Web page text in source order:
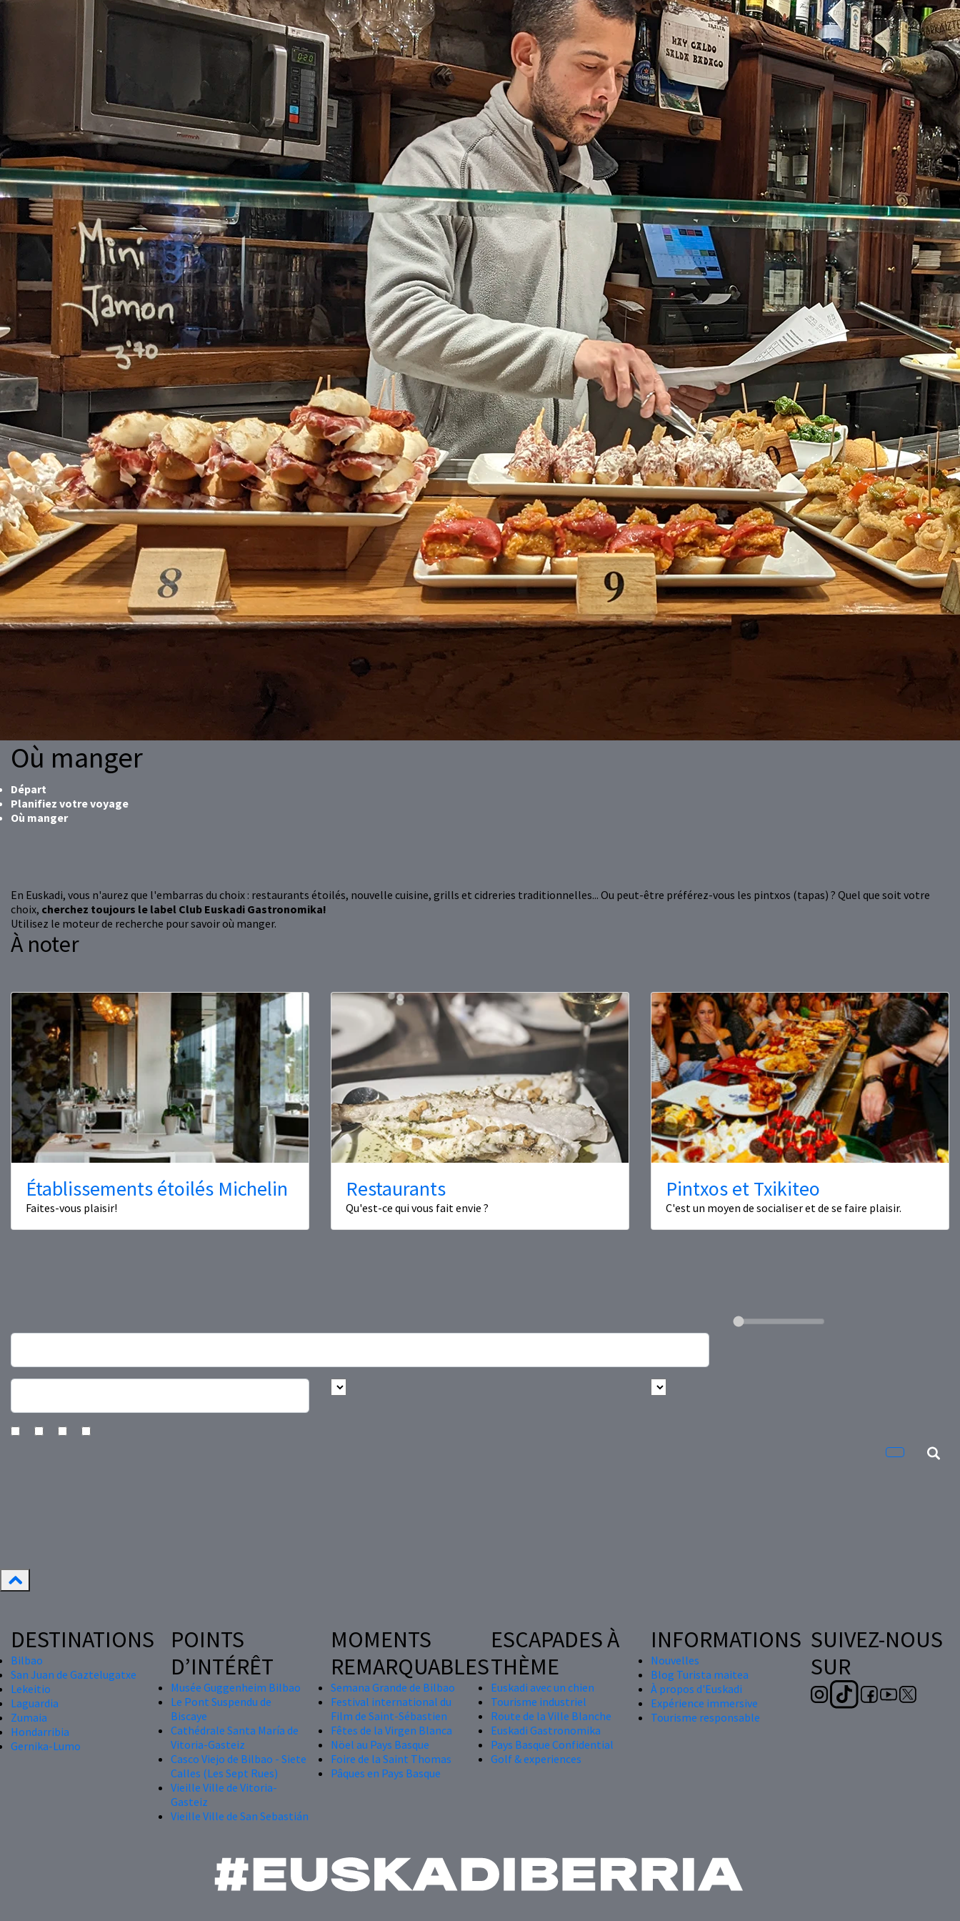
Où manger
Départ
Planifiez votre voyage
Où manger
En Euskadi, vous n'aurez que l'embarras du choix : restaurants étoilés, nouvelle cuisine, grills et cidreries traditionnelles... Ou peut-être préférez-vous les pintxos (tapas) ? Quel que soit votre
choix, cherchez toujours le label Club Euskadi Gastronomika!
Utilisez le moteur de recherche pour savoir où manger.
À noter
Établissements étoilés Michelin
Faites-vous plaisir!
Restaurants
Qu'est-ce qui vous fait envie ?
Pintxos et Txikiteo
C'est un moyen de socialiser et de se faire plaisir.
DESTINATIONS
Bilbao
San Juan de Gaztelugatxe
Lekeitio
Laguardia
Zumaia
Hondarribia
Gernika-Lumo
POINTS
D’INTÉRÊT
Musée Guggenheim Bilbao
Le Pont Suspendu de
Biscaye
Cathédrale Santa María de
Vitoria-Gasteiz
Casco Viejo de Bilbao - Siete
Calles (Les Sept Rues)
Vieille Ville de Vitoria-
Gasteiz
Vieille Ville de San Sebastián
MOMENTS
REMARQUABLES
Semana Grande de Bilbao
Festival international du
Film de Saint-Sébastien
Fêtes de la Virgen Blanca
Nöel au Pays Basque
Foire de la Saint Thomas
Pâques en Pays Basque
ESCAPADES À
THÈME
Euskadi avec un chien
Tourisme industriel
Route de la Ville Blanche
Euskadi Gastronomika
Pays Basque Confidential
Golf & experiences
INFORMATIONS
Nouvelles
Blog Turista maitea
À propos d'Euskadi
Expérience immersive
Tourisme responsable
SUIVEZ-NOUS
SUR